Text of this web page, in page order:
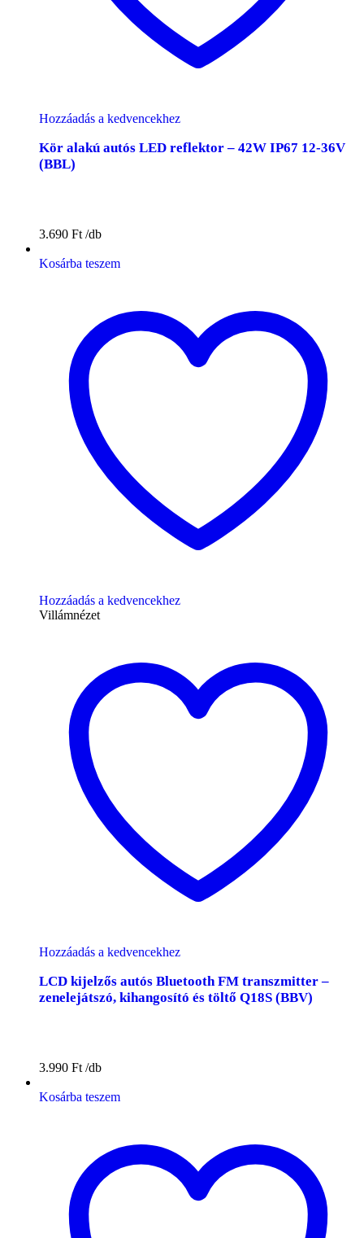
Hozzáadás a kedvencekhez
Kör alakú autós LED reflektor – 42W IP67 12-36V
(BBL)
3.690 Ft
Kosárba teszem
Hozzáadás a kedvencekhez
Villámnézet
Hozzáadás a kedvencekhez
LCD kijelzős autós Bluetooth FM transzmitter –
zenelejátszó, kihangosító és töltő Q18S (BBV)
3.990 Ft
Kosárba teszem